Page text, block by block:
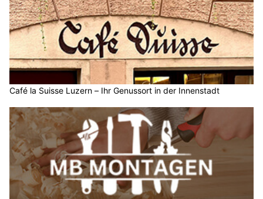
Café la Suisse Luzern – Ihr Genussort in der Innenstadt